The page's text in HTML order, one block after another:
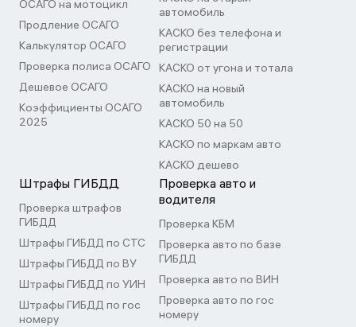
ОСАГО на мотоцикл
Продление ОСАГО
Калькулятор ОСАГО
Проверка полиса ОСАГО
Дешевое ОСАГО
Коэффициенты ОСАГО
2025
автомобиль
КАСКО без телефона и
регистрации
КАСКО от угона и тотала
КАСКО на новый
автомобиль
КАСКО 50 на 50
КАСКО по маркам авто
КАСКО дешево
Штрафы ГИБДД
Проверка штрафов
ГИБДД
Штрафы ГИБДД по СТС
Штрафы ГИБДД по ВУ
Штрафы ГИБДД по УИН
Штрафы ГИБДД по гос
номеру
Проверка авто и
водителя
Проверка КБМ
Проверка авто по базе
ГИБДД
Проверка авто по ВИН
Проверка авто по гос
номеру